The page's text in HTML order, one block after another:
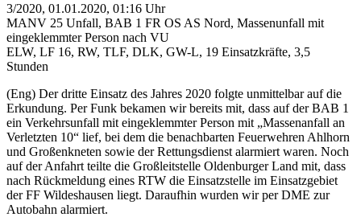
3/2020, 01.01.2020, 01:16 Uhr
MANV 25 Unfall, BAB 1 FR OS AS Nord, Massenunfall mit
eingeklemmter Person nach VU
ELW, LF 16, RW, TLF, DLK, GW-L, 19 Einsatzkräfte, 3,5
Stunden
(Eng) Der dritte Einsatz des Jahres 2020 folgte unmittelbar auf die
Erkundung. Per Funk bekamen wir bereits mit, dass auf der BAB 1
ein Verkehrsunfall mit eingeklemmter Person mit „Massenanfall an
Verletzten 10“ lief, bei dem die benachbarten Feuerwehren Ahlhorn
und Großenkneten sowie der Rettungsdienst alarmiert waren. Noch
auf der Anfahrt teilte die Großleitstelle Oldenburger Land mit, dass
nach Rückmeldung eines RTW die Einsatzstelle im Einsatzgebiet
der FF Wildeshausen liegt. Daraufhin wurden wir per DME zur
Autobahn alarmiert.